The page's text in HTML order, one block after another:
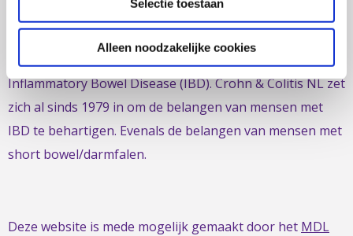
Selectie toestaan
Alleen noodzakelijke cookies
voor mensen met chronische darmziektes zoals de ziekte
van Crohn, colitis ulcerosa en microscopische colitis.
Deze ontstekingsziektes noemt men ook wel
Inflammatory Bowel Disease (IBD). Crohn & Colitis NL zet
zich al sinds 1979 in om de belangen van mensen met
IBD te behartigen. Evenals de belangen van mensen met
short bowel/darmfalen.
Deze website is mede mogelijk gemaakt door het MDL